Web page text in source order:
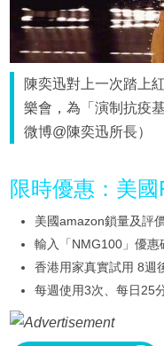
陳奕迅對上一次踏上
樂會，為「演制抗疫
微博@陳奕迅所長）
限時優惠：美
美國amazon鎖量及評
輸入「NMG100」優惠
香港用家真實試用 8週
每週使用3次、每日25